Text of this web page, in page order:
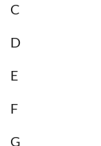
C
D
E
F
G